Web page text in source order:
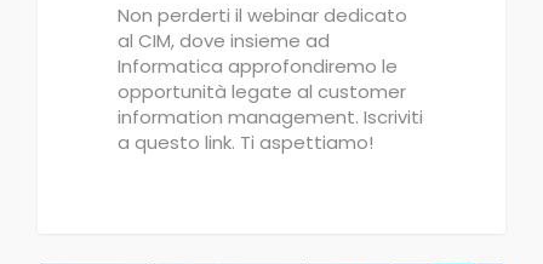
Non perderti il webinar dedicato
al CIM, dove insieme ad
Informatica approfondiremo le
opportunità legate al customer
information management. Iscriviti
a questo link. Ti aspettiamo!